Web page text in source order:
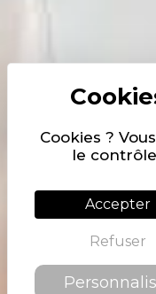
Cookies ?
le
Accepter
Refuser